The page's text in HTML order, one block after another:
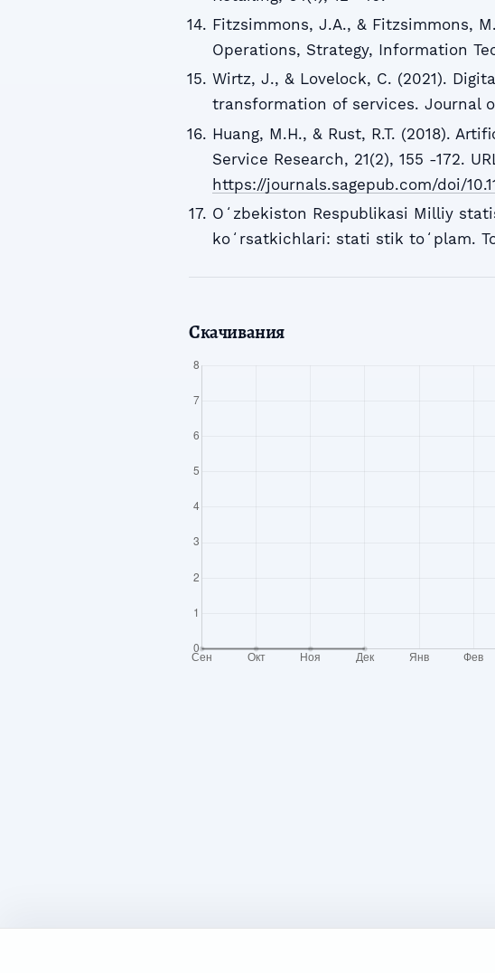
Fitzsimmons, J.A., & Fitzsimmons,
Operations, Strategy, Information
Wirtz, J., & Lovelock, C. (2021).
transformation of services. Journal
Huang, M.H., & Rust, R.T. (2018).
Service Research, 21(2), 155 -172.
https://journals.sagepub.com/doi/
Oʻzbekiston Respublikasi Milliy
koʻrsatkichlari: stati stik toʻplam.
Скачивания